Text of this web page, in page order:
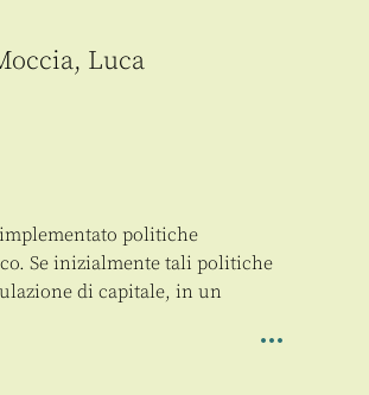
, Luca
politiche
Se inizialmente tali politiche
di capitale, in un